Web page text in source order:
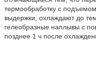
термообработку с
выдержки, охлаждают до
гелеобразные наплывы с
позднее 1 ч после